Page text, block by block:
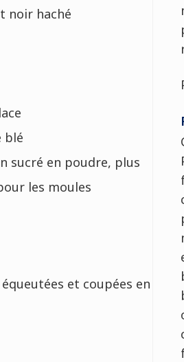
noir haché
blé
sucré en poudre, plus
les moules
et coupées en